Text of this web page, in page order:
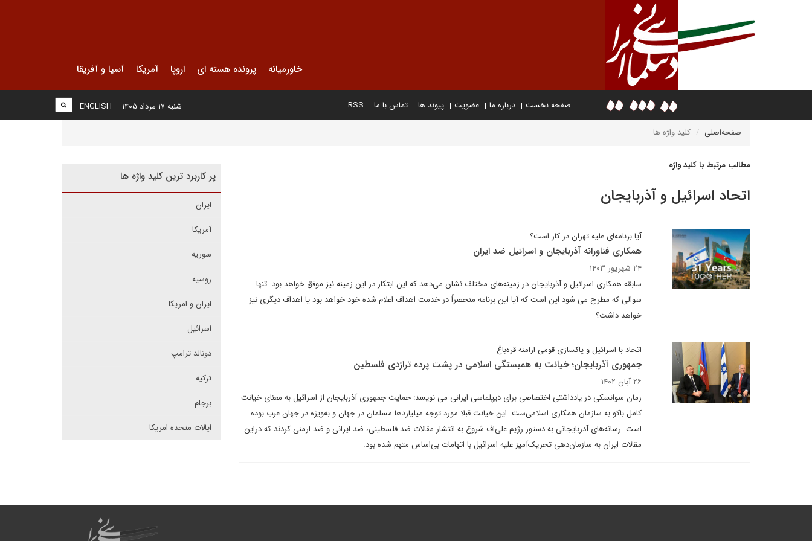
خاورمیانه پرونده هسته ای اروپا آمریکا آسیا و آفریقا
صفحه نخست درباره ما عضویت پیوند ها تماس با ما RSS
ENGLISH شنبه ۱۷ مرداد ۱۴۰۵
صفحه‌اصلی کلید واژه ها
مطالب مرتبط با کلید واژه
اتحاد اسرائیل و آذربایجان
آیا برنامه‌ای علیه تهران در کار است؟
همکاری فناورانه آذربایجان و اسرائیل ضد ایران
۲۴ شهریور ۱۴۰۳
سابقه همکاری اسرائیل و آذربایجان در زمینه‌های مختلف نشان می‌دهد که این ابتکار در این زمینه نیز موفق خواهد بود. تنها
سوالی که مطرح می شود این است که آیا این برنامه منحصراً در خدمت اهداف اعلام شده خود خواهد بود یا اهداف دیگری نیز
خواهد داشت؟
اتحاد با اسرائیل و پاکسازی قومی ارامنه قره‌‎باغ
جمهوری آذربایجان؛ خیانت به همبستگی اسلامی در پشت پرده تراژدی فلسطین
۲۶ آبان ۱۴۰۲
رمان سوانسکی در یادداشتی اختصاصی برای دیپلماسی ایرانی می نویسد: حمایت جمهوری آذربایجان از اسرائیل به معنای خیانت
کامل باکو به سازمان همکاری اسلامی‌ست. این خیانت قبلا مورد توجه میلیاردها مسلمان در جهان و به‌ویژه در جهان عرب بوده
است. رسانه‌های آذربایجانی به دستور رژیم علی‌اف شروع به انتشار مقالات ضد فلسطینی، ضد ایرانی و ضد ارمنی کردند که دراین
مقالات ایران به سازمان‌دهی تحریک‌آمیز علیه اسرائیل با اتهامات بی‌اساس متهم شده بود.
پر کاربرد ترین کلید واژه ها
ایران
آمریکا
سوریه
روسیه
ایران و امریکا
اسرائیل
دونالد ترامپ
ترکیه
برجام
ایالات متحده امریکا